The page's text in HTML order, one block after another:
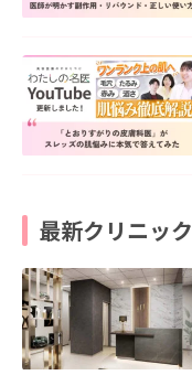
最新クリニック